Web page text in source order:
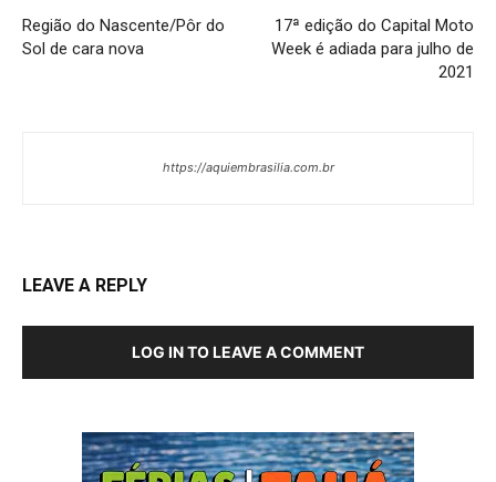
Região do Nascente/Pôr do
Sol de cara nova
17ª edição do Capital Moto
Week é adiada para julho de
2021
https://aquiembrasilia.com.br
LEAVE A REPLY
LOG IN TO LEAVE A COMMENT